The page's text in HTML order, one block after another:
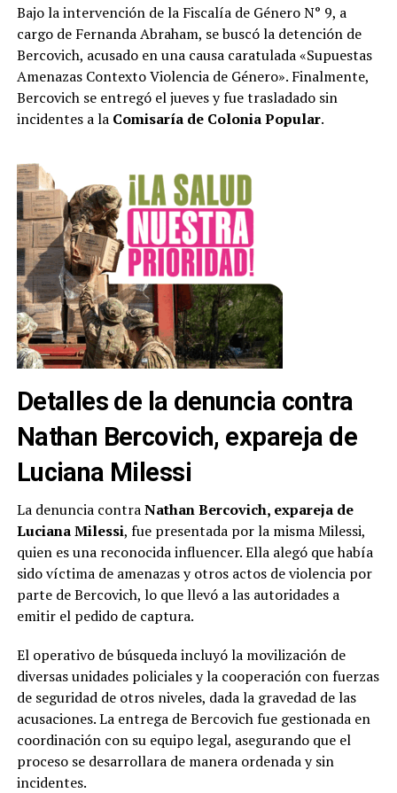
Bajo la intervención de la Fiscalía de Género N° 9, a
cargo de Fernanda Abraham, se buscó la detención de
Bercovich, acusado en una causa caratulada «Supuestas
Amenazas Contexto Violencia de Género». Finalmente,
Bercovich se entregó el jueves y fue trasladado sin
incidentes a la Comisaría de Colonia Popular.
Detalles de la denuncia contra
Nathan Bercovich, expareja de
Luciana Milessi
La denuncia contraNathan Bercovich, expareja de
Luciana Milessi, fue presentada por la misma Milessi,
quien es una reconocida influencer. Ella alegó que había
sido víctima de amenazas y otros actos de violencia por
parte de Bercovich, lo que llevó a las autoridades a
emitir el pedido de captura.
El operativo de búsqueda incluyó la movilización de
diversas unidades policiales y la cooperación con fuerzas
de seguridad de otros niveles, dada la gravedad de las
acusaciones. La entrega de Bercovich fue gestionada en
coordinación con su equipo legal, asegurando que el
proceso se desarrollara de manera ordenada y sin
incidentes.